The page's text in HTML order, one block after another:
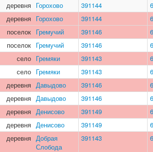
деревня Горохово 391144
деревня Горохово 391144
поселок Гремучий 391146
поселок Гремучий 391146
село Гремяки 391143
село Гремяки 391143
деревня Давыдово 391146
деревня Давыдово 391146
деревня Денисово 391149
деревня Денисово 391149
деревня Добрая
Слобода
391143